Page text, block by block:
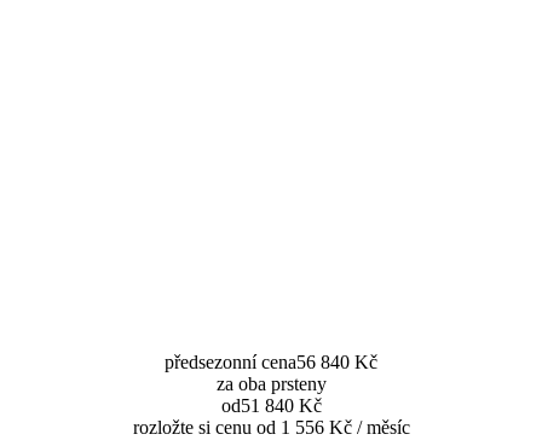
předsezonní cena56 840 Kč
za oba prsteny
od51 840 Kč
rozložte si cenu od 1 556 Kč / měsíc